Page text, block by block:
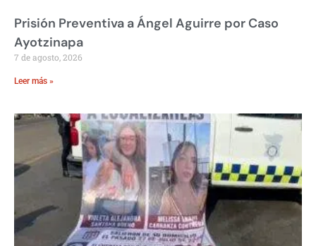
Prisión Preventiva a Ángel Aguirre por Caso
Ayotzinapa
7 de agosto, 2026
Leer más »